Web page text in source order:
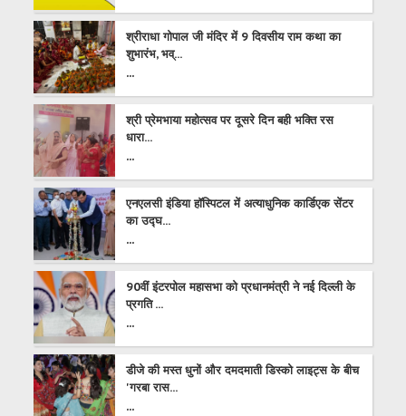
श्रीराधा गोपाल जी मंदिर में 9 दिवसीय राम कथा का
शुभारंभ, भव्...
...
श्री प्रेमभाया महोत्सव पर दूसरे दिन बही भक्ति रस
धारा...
...
एनएलसी इंडिया हॉस्पिटल में अत्याधुनिक कार्डिएक सेंटर
का उद्घ...
...
90वीं इंटरपोल महासभा को प्रधानमंत्री ने नई दिल्ली के
प्रगति ...
...
डीजे की मस्त धुनों और दमदमाती डिस्को लाइट्स के बीच
'गरबा रास...
...